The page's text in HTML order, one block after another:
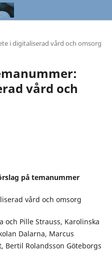
i digitaliserad vård och omsorg
vård och
på temanummer
vård och omsorg
och Pille Strauss, Karolinska
Dalarna, Marcus
Bertil Rolandsson Göteborgs